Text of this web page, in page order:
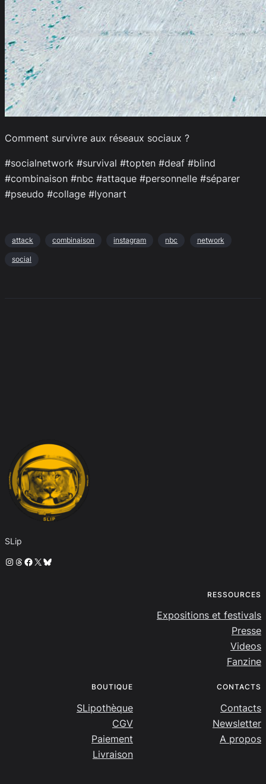
Comment survivre aux réseaux sociaux ?
#socialnetwork #survival #topten #deaf #blind
#combinaison #nbc #attaque #personnelle #séparer
#pseudo #collage #lyonart
attack combinaison instagram nbc network
social
SLip
Instagram
Threads
Facebook
X Bluesky
RESSOURCES
Expositions et festivals
Presse
Videos
Fanzine
BOUTIQUE
SLipothèque
CGV
Paiement
Livraison
CONTACTS
Contacts
Newsletter
A propos